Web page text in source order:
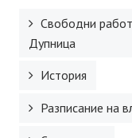
Свободни
Дупница
История
Разписание на